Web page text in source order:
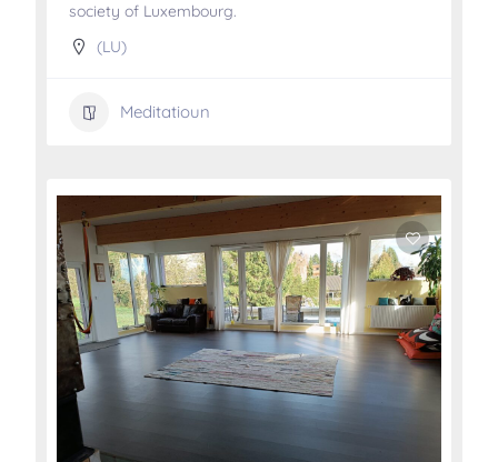
society of Luxembourg.
(LU)
Meditatioun